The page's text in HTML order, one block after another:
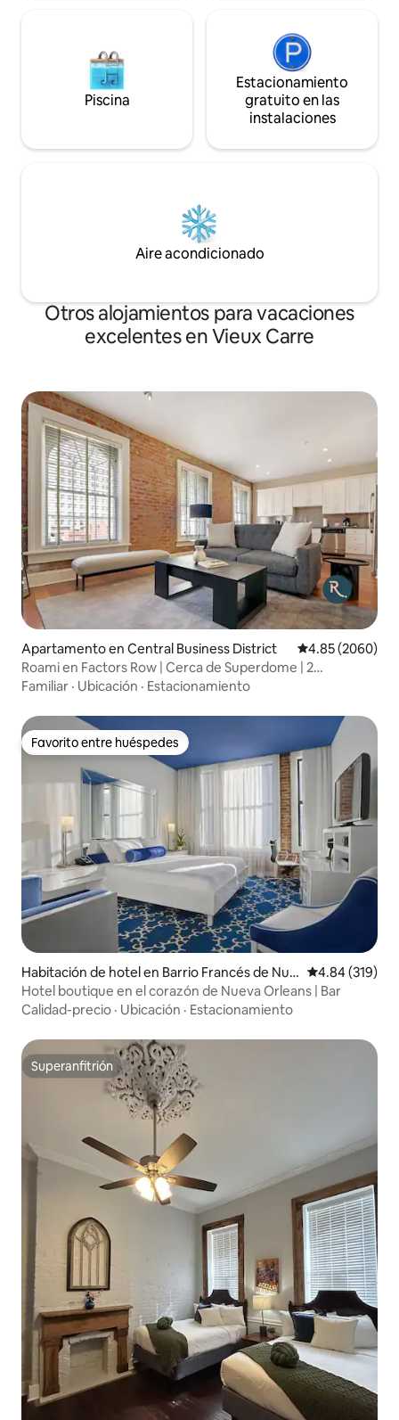
más impresionante en persona y que el
anfitrión responde rápidamente!
Licencias #23-NSTR-13400 y #24-OSTR-
03209. Bywater es el barrio histórico y de
moda más buscado de Nueva Orleans,
que ofrece sus propios restaurantes y
Frenchmen Street, que están a menos
Piscina
Estacionamiento
gratuito en las
instalaciones
Aire acondicionado
Otros alojamientos para vacaciones
excelentes en Vieux Carre
Apartamento en Central Business District Calificación
4.85 (2060)
Roami en Factors Row | Cerca de Superdome | 2
dormitorios
Familiar · Ubicación · Estacionamiento
Favorito entre huéspedes
Favorito entre huéspedes
Habitación de hotel en Barrio Francés de Nue
va Orleans
Calificación
4.84 (319)
Hotel boutique en el corazón de Nueva Orleans | Bar
Calidad-precio · Ubicación · Estacionamiento
Superanfitrión
Superanfitrión